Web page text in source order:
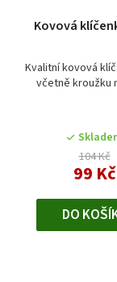
Kovová
Kvalitní kovová
včetně kroužku
104 Kč
99 Kč
DO